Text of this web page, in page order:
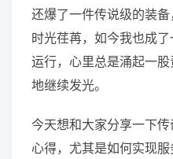
还爆了一件传说级的装备
时光荏苒，如今我也成
运行，心里总是涌起一
地继续发光。
今天想和大家分享一下
心得，尤其是如何实现